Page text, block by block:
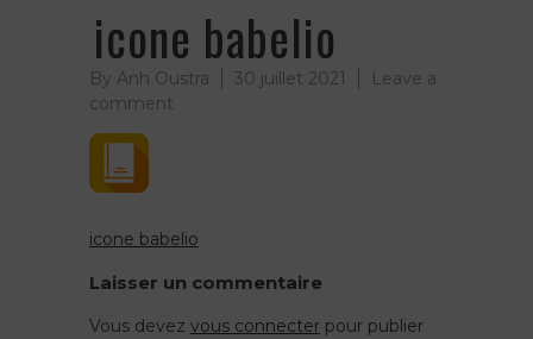
icone babelio
By Anh Oustra 30 juillet 2021
Leave a
commenton
Navigation
de
icone babelio
Laisser un commentaire
Vous devez vous connecterpour publier